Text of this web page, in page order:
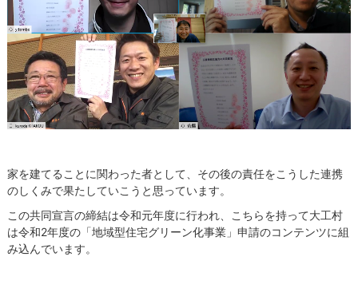
家を建てることに関わった者として、その後の責任をこうした連携
のしくみで果たしていこうと思っています。
この共同宣言の締結は令和元年度に行われ、こちらを持って大工村
は令和2年度の「地域型住宅グリーン化事業」申請のコンテンツに組
み込んでいます。